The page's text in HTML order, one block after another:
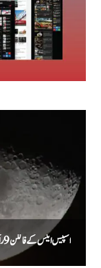
اسپیس ایکس کے فالکن 9 راکٹ کا حصہ چاند سے ٹکرا گیا، سائنس دان نئے گڑھے کا جائزہ لیں گے